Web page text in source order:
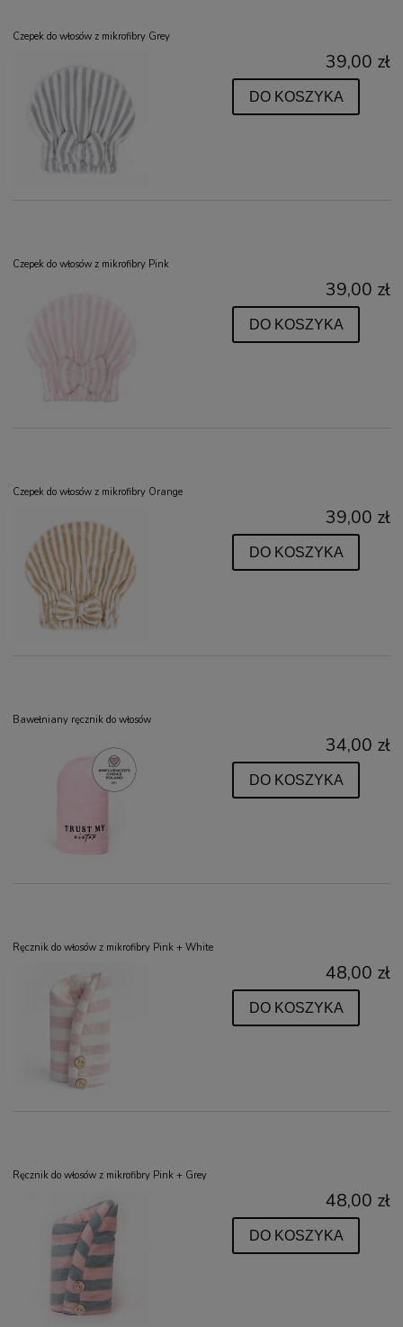
Czepek do włosów z mikrofibry Grey
39,00 zł
DO KOSZYKA
Czepek do włosów z mikrofibry Pink
39,00 zł
DO KOSZYKA
Czepek do włosów z mikrofibry Orange
39,00 zł
DO KOSZYKA
Bawełniany ręcznik do włosów
34,00 zł
DO KOSZYKA
Ręcznik do włosów z mikrofibry Pink + White
48,00 zł
DO KOSZYKA
Ręcznik do włosów z mikrofibry Pink + Grey
48,00 zł
DO KOSZYKA